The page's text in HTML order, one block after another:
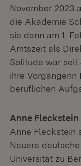
November 2023
die Akademie
sie dann am 1.
Amtszeit als
Solitude war seit
ihre Vorgängerin
beruflichen
Anne Fleckstein
Anne Fleckstein
Neuere
Universität zu